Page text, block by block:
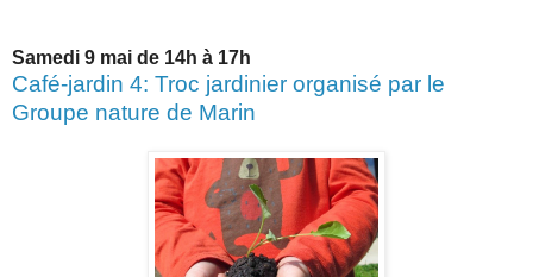
Samedi 9 mai de 14h à 17h
Café-jardin 4: Troc jardinier organisé par le
Groupe nature de Marin